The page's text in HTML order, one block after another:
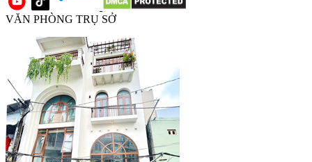
VĂN PHÒNG TRỤ SỞ